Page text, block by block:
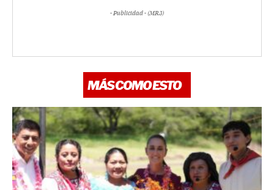
- Publicidad - (MR3)
MÁS COMO ESTO